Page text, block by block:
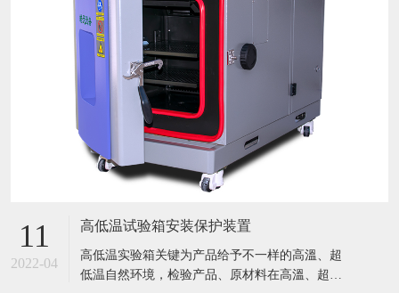
11
2022-04
高低温试验箱安装保护装置
​高低温实验箱关键为产品给予不一样的高溫、超
低温自然环境，检验产品、原材料在高溫、超低